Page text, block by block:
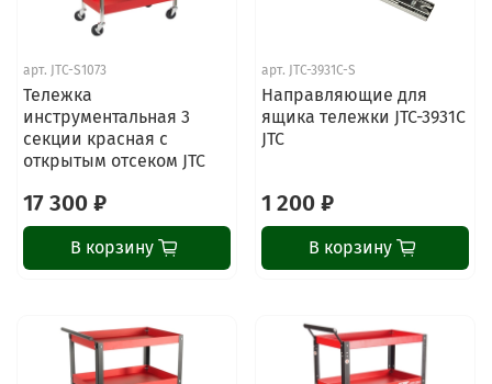
арт. JTC-S1073
Тележка
инструментальная 3
секции красная с
открытым отсеком JTC
17 300 ₽
В корзину
арт. JTC-3931C-S
Направляющие для
ящика тележки JTC-3931C
JTC
1 200 ₽
В корзину